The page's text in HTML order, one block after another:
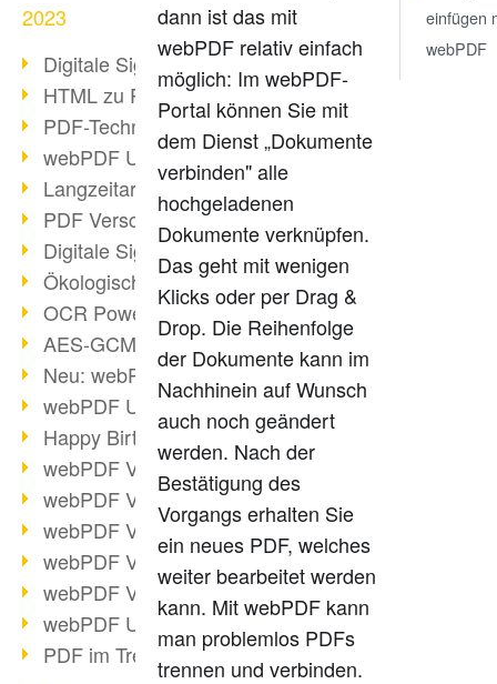
2023
Digitale Signatur in PDF
HTML zu PDF
PDF-Techniken für Barrierefreiheit
webPDF Update 9.0.0.3149
Langzeitarchivierung mit PDF/A
PDF Verschlüsselung
Digitale Signaturen
Ökologischen Abdruck reduzieren
OCR Power für Profis
AES-GCM-Unterstützung (PDF 2.0)
Neu: webPDF Developer Hub
webPDF Update 9.0.0.2898
Happy Birthday, PDF!
webPDF Video-Session 4
webPDF Video-Session 3
webPDF Video-Session 2
webPDF Video-Session 1
webPDF Video-Session Termine
webPDF Update 9.0.0.2843
PDF im Trend
dann ist das mit
webPDF relativ einfach
möglich: Im webPDF-
Portal können Sie mit
dem Dienst „Dokumente
verbinden" alle
hochgeladenen
Dokumente verknüpfen.
Das geht mit wenigen
Klicks oder per Drag &
Drop. Die Reihenfolge
der Dokumente kann im
Nachhinein auf Wunsch
auch noch geändert
werden. Nach der
Bestätigung des
Vorgangs erhalten Sie
ein neues PDF, welches
weiter bearbeitet werden
kann. Mit webPDF kann
man problemlos PDFs
trennen und verbinden.
einfügen
webPDF